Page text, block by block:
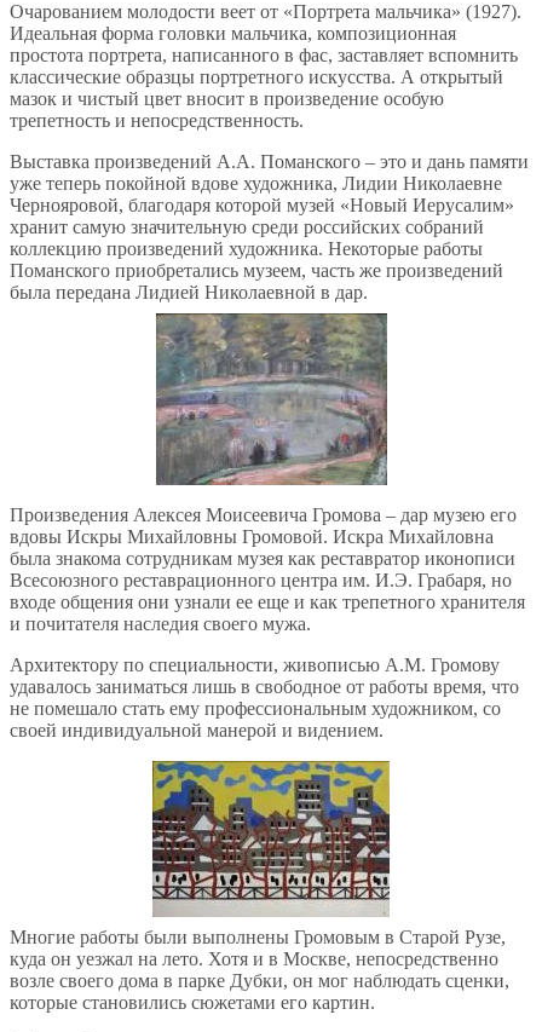
Очарованием молодости веет от «Портрета мальчика» (1927).
Идеальная форма головки мальчика, композиционная
простота портрета, написанного в фас, заставляет вспомнить
классические образцы портретного искусства. А открытый
мазок и чистый цвет вносит в произведение особую
трепетность и непосредственность.
Выставка произведений А.А. Поманского – это и дань памяти
уже теперь покойной вдове художника, Лидии Николаевне
Чернояровой, благодаря которой музей «Новый Иерусалим»
хранит самую значительную среди российских собраний
коллекцию произведений художника. Некоторые работы
Поманского приобретались музеем, часть же произведений
была передана Лидией Николаевной в дар.
Произведения Алексея Моисеевича Громова – дар музею его
вдовы Искры Михайловны Громовой. Искра Михайловна
была знакома сотрудникам музея как реставратор иконописи
Всесоюзного реставрационного центра им. И.Э. Грабаря, но
входе общения они узнали ее еще и как трепетного хранителя
и почитателя наследия своего мужа.
Архитектору по специальности, живописью А.М. Громову
удавалось заниматься лишь в свободное от работы время, что
не помешало стать ему профессиональным художником, со
своей индивидуальной манерой и видением.
Многие работы были выполнены Громовым в Старой Рузе,
куда он уезжал на лето. Хотя и в Москве, непосредственно
возле своего дома в парке Дубки, он мог наблюдать сценки,
которые становились сюжетами его картин.